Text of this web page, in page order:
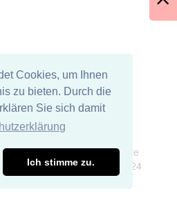
Cookies, um Ihnen
zu bieten. Durch die
Sie sich damit
Ich stimme zu.
aber mit
-1
Nutzer haben den Artikel
und keine Haftung für die
dieser Seite. DDDEasy 2024